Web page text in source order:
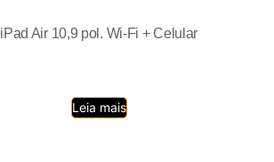
iPad Air 10,9 pol. Wi-Fi + Celular
Leia mais